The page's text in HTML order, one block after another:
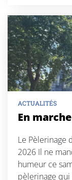
ACTUALITÉS
En
Le Pèlerinage
2026 Il ne
humeur ce
pèlerinage